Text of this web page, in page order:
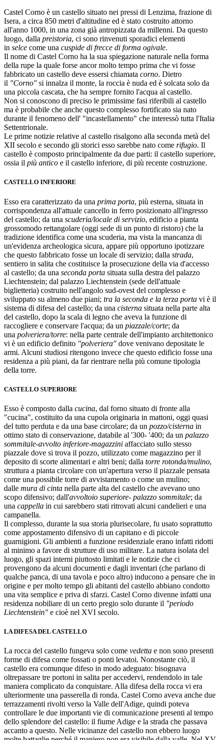
Castel Corno è un castello situato nei pressi di Lenzima, frazione di
Isera, a circa 850 metri d'altitudine ed è stato costruito attorno
all'anno 1000, in una zona già antropizzata da millenni. Da questo
luogo, dalla preistoria, ci sono rinvenuti sporadici elementi
in selce come una cuspide di frecce di forma ogivale.
Il nome di Castel Corno ha la sua spiegazione naturale nella forma
della rupe la quale forse ancor molto tempo prima che vi fosse
fabbricato un castello deve essersi chiamata corno. Dietro
il "Corno" si innalza il monte, la roccia è nuda ed è solcata solo da
una piccola cascata, che ha sempre fornito l'acqua al castello.
Non si conoscono di preciso le primissime fasi riferibili al castello
ma è probabile che anche questo complesso fortificato sia nato
durante il fenomeno dell' "incastellamento" che interessò tutta l'Italia
Settentrionale.
Le prime notizie relative al castello risalgono alla seconda metà del
XII secolo e secondo gli storici esso sarebbe nato come rifugio. Il
castello è composto principalmente da due parti: il castello superiore,
ossia il più antico e il castello inferiore, di più recente costruzione.
CASTELLO INFERIORE
Esso era caratterizzato da una prima porta, più esterna, situata in
corrispondenza all'attuale cancello in ferro posizionato all'ingresso
del castello; da una scuderia/locale di servizio, edificio a pianta
grossomodo rettangolare (oggi sede di un punto di ristoro) che la
tradizione identifica come una scuderia, ma vista la mancanza di
un'evidenza archeologica sicura, appare più opportuno ipotizzare
che questo fabbricato fosse un locale di servizio; dalla strada,
sentiero in salita che costituisce la prosecuzione della via d'accesso
al castello; da una seconda porta situata sulla destra del palazzo
Liechtenstein; dal palazzo Liechtenstein (sede dell'attuale
biglietteria) costruito nell'angolo sud-ovest del complesso e
sviluppato su almeno due piani; tra la seconda e la terza porta vi è il
sistema di difesa del castello; da una cisterna situata nella parte alta
del castello, dopo la scala di legno che aveva la funzione di
raccogliere e conservare l'acqua; da un piazzale/corte; da
una polveriera/torre: nella parte centrale dell'impianto architettonico
vi è un edificio definito "polveriera" dove venivano depositate le
armi. Alcuni studiosi ritengono invece che questo edificio fosse una
residenza a più piani, da far rientrare nella più comune tipologia
della torre.
CASTELLO SUPERIORE
Esso è composto dalla cucina, dal forno situato di fronte alla
"cucina", costituito da una cupola originaria in mattoni, oggi quasi
del tutto perduta e da una base circolare; da un pozzo/cisterna in
ottimo stato di conservazione, databile al '300- '400; da un palazzo
sommitale-avvolto inferiore-magazzini affacciato sullo stesso
piazzale dove si trova il pozzo, utilizzato come magazzino per il
deposito di scorte alimentari e altri beni; dalla torre rotonda/mulino,
struttura a pianta circolare con un'apertura verso il piazzale pensata
come una possibile torre di avvistamento o come un mulino;
dalle mura di cinta nella parte alta del castello che avevano uno
scopo difensivo; dall'avvoltoio superiore- palazzo sommitale; da
una cappella in cui sarebbero stati ritrovati alcuni candelieri e una
campanella.
Il complesso, durante la sua storia plurisecolare, fu usato soprattutto
come appostamento difensivo di un capitano e di piccole
guarnigioni. Gli ambienti a funzione residenziale erano infatti ridotti
al minimo a favore di strutture di uso militare. La natura isolata del
luogo, gli spazi interni piuttosto limitati e le notizie che ci
provengono da alcuni documenti e dagli inventari (che parlano di
qualche panca, di una tavola e poco altro) inducono a pensare che in
origine e per molto tempo gli abitanti del castello abbiano condotto
una vita semplice e priva di sfarzi. Castel Corno divenne infatti una
residenza nobiliare di un certo pregio solo durante il "periodo
Liechtenstein" e cioè nel XVI secolo.
LA DIFESA DEL CASTELLO
La rocca del castello fungeva solo come vedetta e non sono presenti
forme di difesa come fossati o ponti levatoi. Nonostante ciò, il
castello era comunque difeso in modo adeguato: bisognava
oltrepassare tre portoni in salita per accedervi, rendendolo in tale
maniera complicato da conquistare. Alla difesa della rocca vi era
ulteriormente una passerella di ronda. Castel Corno aveva anche due
terrazzamenti rivolti verso la Valle dell'Adige, quindi poteva
controllare le due importanti vie di comunicazione presenti al tempo
dello splendore del castello: il fiume Adige e la strada che passava
accanto a questo. Nelle vicinanze del castello non ebbero luogo